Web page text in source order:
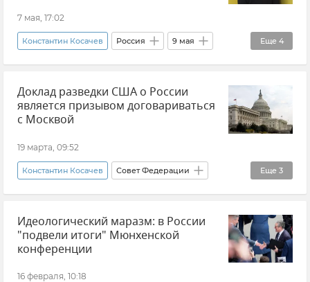
7 мая, 17:02
Еще 4
Константин Косачев Россия 9 мая
День Победы Украина Память
Перемирие
Доклад разведки США о России
является призывом договариваться
с Москвой
19 марта, 09:52
Еще 3
Константин Косачев Совет Федерации
Политика США Россия
Идеологический маразм: в России
"подвели итоги" Мюнхенской
конференции
16 февраля, 10:18